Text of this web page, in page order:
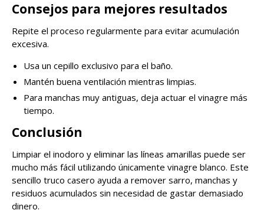
Consejos para mejores resultados
Repite el proceso regularmente para evitar acumulación
excesiva.
Usa un cepillo exclusivo para el baño.
Mantén buena ventilación mientras limpias.
Para manchas muy antiguas, deja actuar el vinagre más
tiempo.
Conclusión
Limpiar el inodoro y eliminar las líneas amarillas puede ser
mucho más fácil utilizando únicamente vinagre blanco. Este
sencillo truco casero ayuda a remover sarro, manchas y
residuos acumulados sin necesidad de gastar demasiado
dinero.